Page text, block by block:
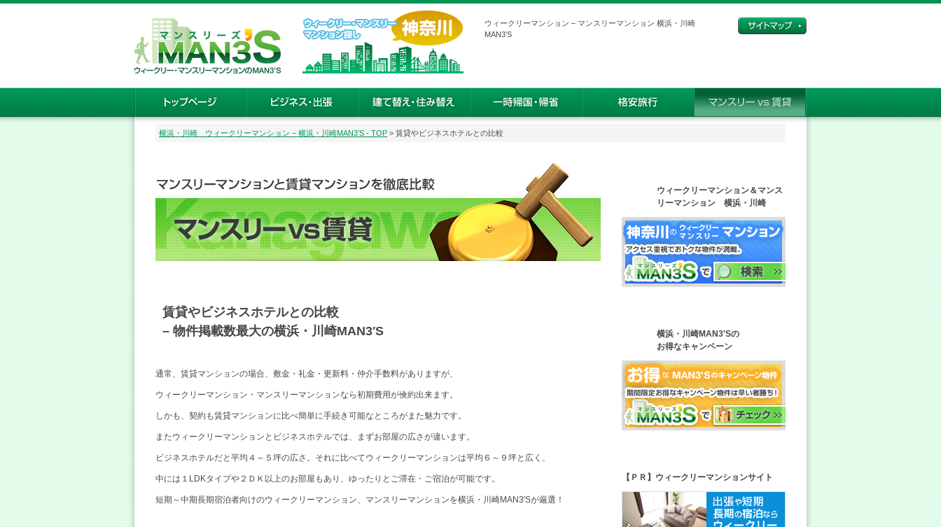
ウィークリーマンション – マンスリーマンション 横浜・川崎
MAN3’S
横浜・川崎 ウィークリーマンション – 横浜・川崎MAN3’S - TOP > 賃貸やビジネスホテルとの比較
賃貸やビジネスホテルとの比較
– 物件掲載数最大の横浜・川崎MAN3′S
通常、賃貸マンションの場合、敷金・礼金・更新料・仲介手数料がありますが、
ウィークリーマンション・マンスリーマンションなら初期費用が倹約出来ます。
しかも、契約も賃貸マンションに比べ簡単に手続き可能なところがまた魅力です。
またウィークリーマンションとビジネスホテルでは、まずお部屋の広さが違います。
ビジネスホテルだと平均４～５坪の広さ。それに比べてウィークリーマンションは平均６～９坪と広く、
中には１LDKタイプや２ＤＫ以上のお部屋もあり、ゆったりとご滞在・ご宿泊が可能です。
短期～中期長期宿泊者向けのウィークリーマンション、マンスリーマンションを横浜・川崎MAN3′Sが厳選！
ウィークリーマンション＆マンス
リーマンション 横浜・川崎
横浜・川崎MAN3'Sの
お得なキャンペーン
【ＰＲ】ウィークリーマンションサイト